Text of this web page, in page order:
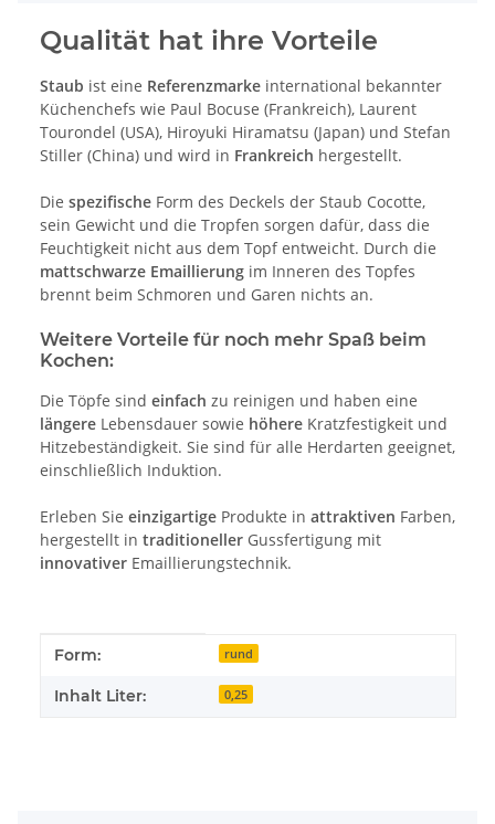
Qualität hat ihre Vorteile
Staub ist eine Referenzmarke international bekannter
Küchenchefs wie Paul Bocuse (Frankreich), Laurent
Tourondel (USA), Hiroyuki Hiramatsu (Japan) und Stefan
Stiller (China) und wird in Frankreich hergestellt.
Die spezifische Form des Deckels der Staub Cocotte,
sein Gewicht und die Tropfen sorgen dafür, dass die
Feuchtigkeit nicht aus dem Topf entweicht. Durch die
mattschwarze Emaillierung im Inneren des Topfes
brennt beim Schmoren und Garen nichts an.
Weitere Vorteile für noch mehr Spaß beim
Kochen:
Die Töpfe sind einfach zu reinigen und haben eine
längere Lebensdauer sowie höhere Kratzfestigkeit und
Hitzebeständigkeit. Sie sind für alle Herdarten geeignet,
einschließlich Induktion.
Erleben Sie einzigartige Produkte in attraktiven Farben,
hergestellt in traditioneller Gussfertigung mit
innovativer Emaillierungstechnik.
Produkteigenschaft
Wert
Form: rund
Inhalt Liter: 0,25